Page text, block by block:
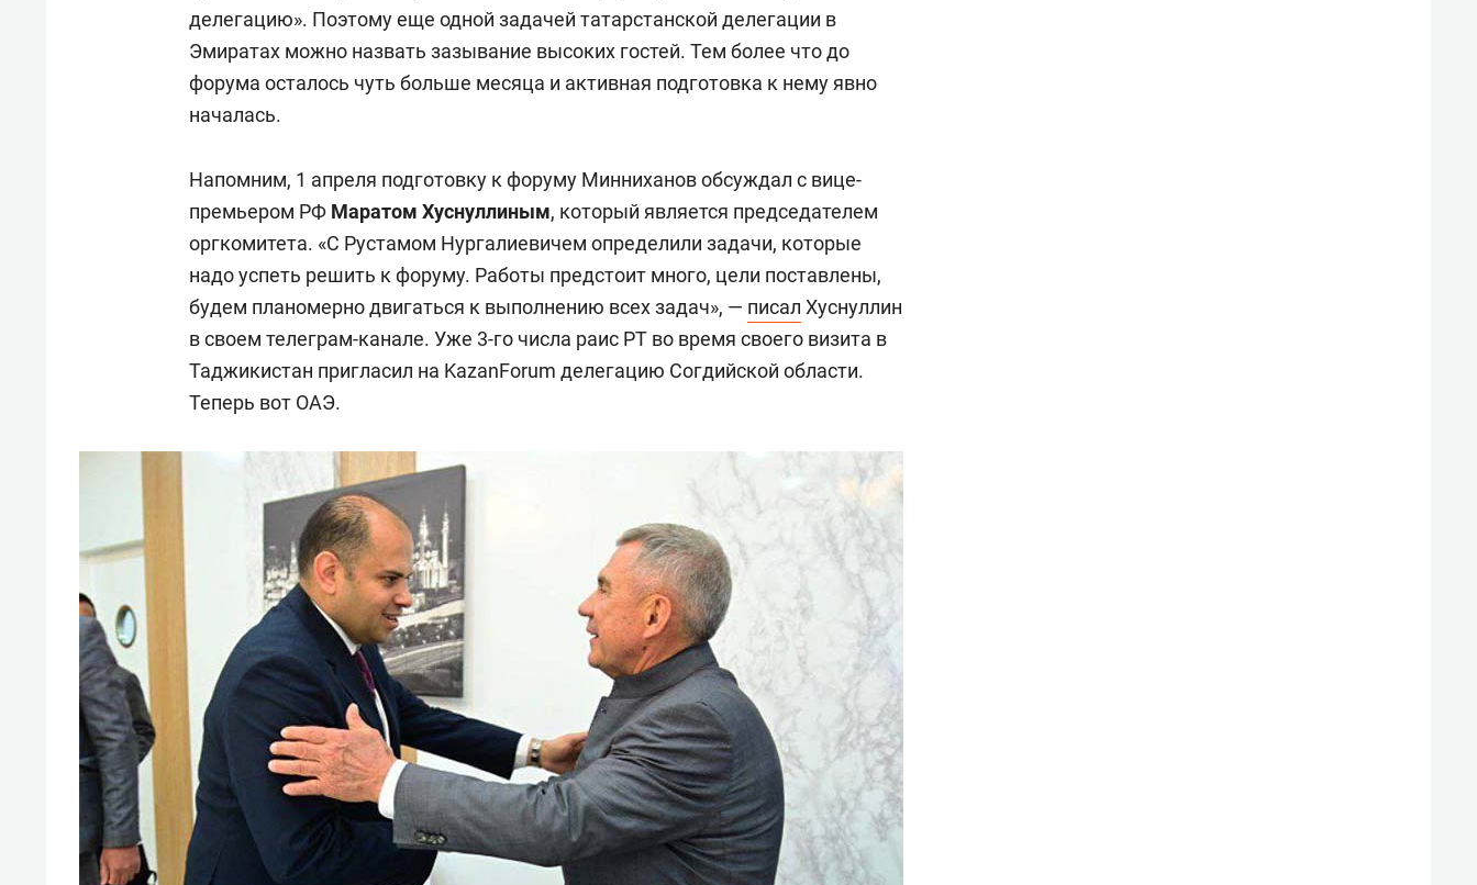
делегацию». Поэтому еще одной задачей татарстанской делегации в
Эмиратах можно назвать зазывание высоких гостей. Тем более что до
форума осталось чуть больше месяца и активная подготовка к нему явно
началась.
Напомним, 1 апреля подготовку к форуму Минниханов обсуждал с вице-
премьером РФ Маратом Хуснуллиным, который является председателем
оргкомитета. «С Рустамом Нургалиевичем определили задачи, которые
надо успеть решить к форуму. Работы предстоит много, цели поставлены,
будем планомерно двигаться к выполнению всех задач», — писал Хуснуллин
в своем телеграм-канале. Уже 3-го числа раис РТ во время своего визита в
Таджикистан пригласил на KazanForum делегацию Согдийской области.
Теперь вот ОАЭ.